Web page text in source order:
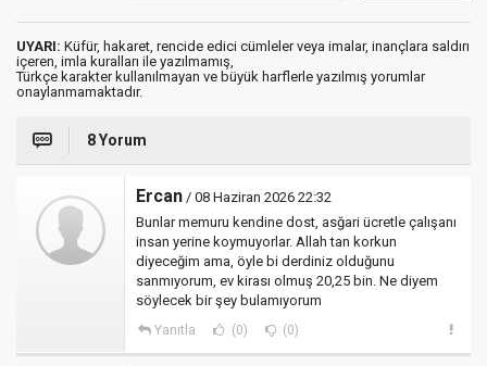
UYARI: Küfür, hakaret, rencide edici cümleler veya imalar, inançlara saldırı
içeren, imla kuralları ile yazılmamış,
Türkçe karakter kullanılmayan ve büyük harflerle yazılmış yorumlar
onaylanmamaktadır.
8 Yorum
Ercan / 08 Haziran 2026 22:32
Bunlar memuru kendine dost, asğari ücretle çalışanı
insan yerine koymuyorlar. Allah tan korkun
diyeceğim ama, öyle bi derdiniz olduğunu
sanmıyorum, ev kirası olmuş 20,25 bin. Ne diyem
söylecek bir şey bulamıyorum
Yanıtla (0) (0)